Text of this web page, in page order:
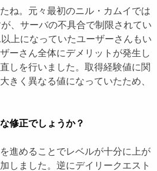
ね。元々最初のニル・カムイでは
、サーバの不具合で制限されてい
上になっていたユーザーさんもい
ーさん全体にデメリットが発生し
しを行いました。取得経験値に関
きく異なる値になっていたため、
修正でしょうか？
進めることでレベルが十分に上が
しました。逆にデイリークエスト